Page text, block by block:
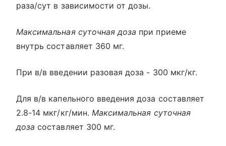
раза/сут в зависимости от дозы.
Максимальная суточная доза при приеме
внутрь составляет 360 мг.
При в/в введении разовая доза - 300 мкг/кг.
Для в/в капельного введения доза составляет
2.8-14 мкг/кг/мин. Максимальная суточная
доза составляет 300 мг.